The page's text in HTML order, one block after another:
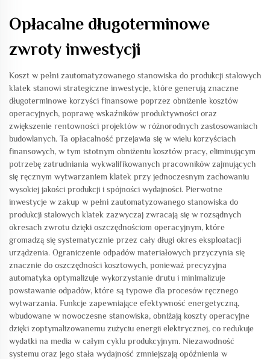
Opłacalne długoterminowe
zwroty inwestycji
Koszt w pełni zautomatyzowanego stanowiska do produkcji stalowych
klatek stanowi strategiczne inwestycje, które generują znaczne
długoterminowe korzyści finansowe poprzez obniżenie kosztów
operacyjnych, poprawę wskaźników produktywności oraz
zwiększenie rentowności projektów w różnorodnych zastosowaniach
budowlanych. Ta opłacalność przejawia się w wielu korzyściach
finansowych, w tym istotnym obniżeniu kosztów pracy, eliminującym
potrzebę zatrudniania wykwalifikowanych pracowników zajmujących
się ręcznym wytwarzaniem klatek przy jednoczesnym zachowaniu
wysokiej jakości produkcji i spójności wydajności. Pierwotne
inwestycje w zakup w pełni zautomatyzowanego stanowiska do
produkcji stalowych klatek zazwyczaj zwracają się w rozsądnych
okresach zwrotu dzięki oszczędnościom operacyjnym, które
gromadzą się systematycznie przez cały długi okres eksploatacji
urządzenia. Ograniczenie odpadów materiałowych przyczynia się
znacznie do oszczędności kosztowych, ponieważ precyzyjna
automatyka optymalizuje wykorzystanie drutu i minimalizuje
powstawanie odpadów, które są typowe dla procesów ręcznego
wytwarzania. Funkcje zapewniające efektywność energetyczną,
wbudowane w nowoczesne stanowiska, obniżają koszty operacyjne
dzięki zoptymalizowanemu zużyciu energii elektrycznej, co redukuje
wydatki na media w całym cyklu produkcyjnym. Niezawodność
systemu oraz jego stała wydajność zmniejszają opóźnienia w